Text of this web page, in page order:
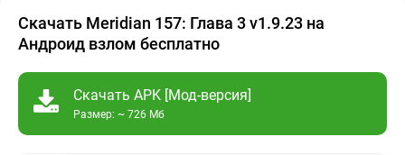
Скачать Meridian 157: Глава 3 v1.9.23 на
Андроид взлом бесплатно
Скачать APK [Мод-версия]
Размер: ~ 726 Мб